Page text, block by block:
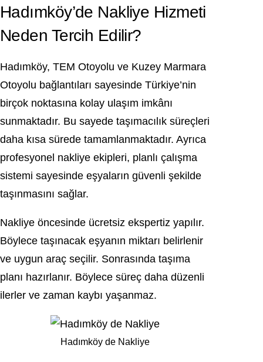
Hadımköy’de Nakliye Hizmeti
Neden Tercih Edilir?
Hadımköy, TEM Otoyolu ve Kuzey Marmara
Otoyolu bağlantıları sayesinde Türkiye’nin
birçok noktasına kolay ulaşım imkânı
sunmaktadır. Bu sayede taşımacılık süreçleri
daha kısa sürede tamamlanmaktadır. Ayrıca
profesyonel nakliye ekipleri, planlı çalışma
sistemi sayesinde eşyaların güvenli şekilde
taşınmasını sağlar.
Nakliye öncesinde ücretsiz ekspertiz yapılır.
Böylece taşınacak eşyanın miktarı belirlenir
ve uygun araç seçilir. Sonrasında taşıma
planı hazırlanır. Böylece süreç daha düzenli
ilerler ve zaman kaybı yaşanmaz.
Hadımköy de Nakliye